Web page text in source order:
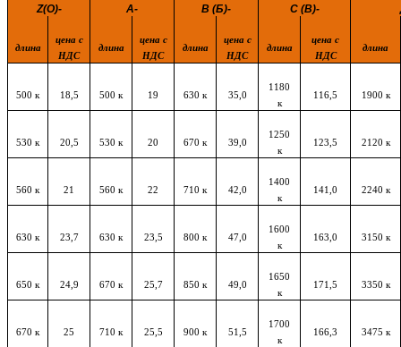
Z(O)- A- В (Б)- C (B)-
длина
цена с
НДС
длина
цена с
НДС
длина
цена с
НДС
длина
цена с
НДС
длина
500 к 18,5 500 к 19 630 к 35,0
1180
к
116,5 1900 к
530 к 20,5 530 к 20 670 к 39,0
1250
к
123,5 2120 к
560 к 21 560 к 22 710 к 42,0
1400
к
141,0 2240 к
630 к 23,7 630 к 23,5 800 к 47,0
1600
к
163,0 3150 к
650 к 24,9 670 к 25,7 850 к 49,0
1650
к
171,5 3350 к
670 к 25 710 к 25,5 900 к 51,5
1700
к
166,3 3475 к